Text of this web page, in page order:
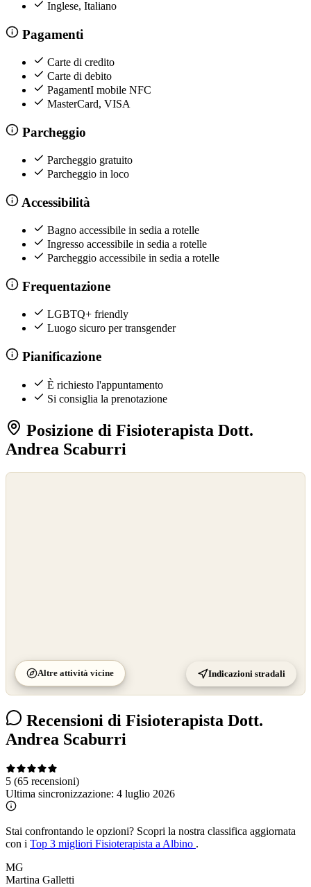
Inglese, Italiano
Pagamenti
Carte di credito
Carte di debito
PagamentI mobile NFC
MasterCard, VISA
Parcheggio
Parcheggio gratuito
Parcheggio in loco
Accessibilità
Bagno accessibile in sedia a rotelle
Ingresso accessibile in sedia a rotelle
Parcheggio accessibile in sedia a rotelle
Frequentazione
LGBTQ+ friendly
Luogo sicuro per transgender
Pianificazione
È richiesto l'appuntamento
Si consiglia la prenotazione
Posizione di Fisioterapista Dott.
Andrea Scaburri
Altre attività vicine Indicazioni stradali
Recensioni di Fisioterapista Dott.
Andrea Scaburri
5 (65 recensioni)
Ultima sincronizzazione: 4 luglio 2026
Stai confrontando le opzioni? Scopri la nostra classifica aggiornata
con i Top 3 migliori Fisioterapista a Albino .
MG
Martina Galletti